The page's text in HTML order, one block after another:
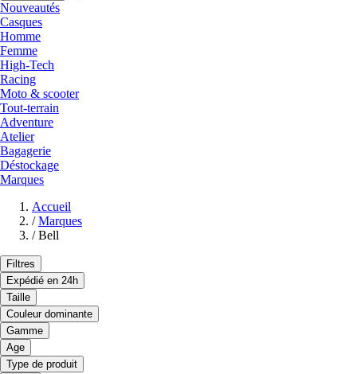
Nouveautés
Casques
Homme
Femme
High-Tech
Racing
Moto & scooter
Tout-terrain
Adventure
Atelier
Bagagerie
Déstockage
Marques
Accueil
/ Marques
/ Bell
Filtres
Expédié en 24h
Taille
Couleur dominante
Gamme
Age
Type de produit